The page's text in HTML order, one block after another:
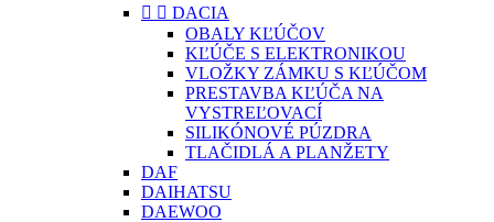
  DACIA
OBALY KĽÚČOV
KĽÚČE S ELEKTRONIKOU
VLOŽKY ZÁMKU S KĽÚČOM
PRESTAVBA KĽÚČA NA
VYSTREĽOVACÍ
SILIKÓNOVÉ PÚZDRA
TLAČIDLÁ A PLANŽETY
DAF
DAIHATSU
DAEWOO